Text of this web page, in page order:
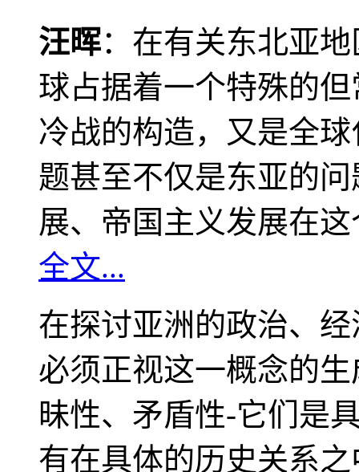
汪晖：在有关东北亚
球占据着一个特殊的
冷战的构造，又是全
题甚至不仅是东亚的
展、帝国主义发展在
全文...
在探讨亚洲的政治、
必须正视这一概念的
昧性、矛盾性-它们是
有在具体的历史关系